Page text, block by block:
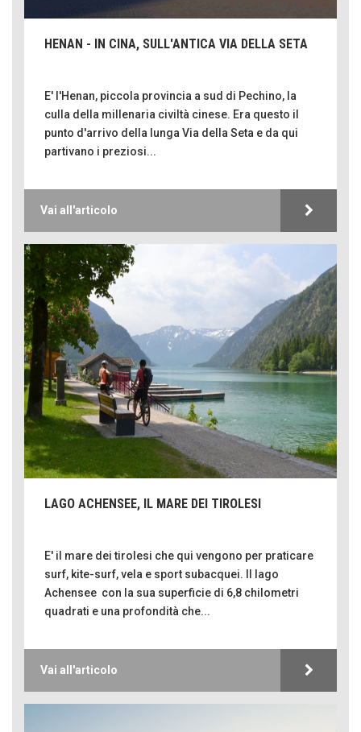
HENAN - IN CINA, SULL'ANTICA VIA DELLA SETA
E' l'Henan, piccola provincia a sud di Pechino, la
culla della millenaria civiltà cinese. Era questo il
punto d'arrivo della lunga Via della Seta e da qui
partivano i preziosi...
Vai all'articolo
LAGO ACHENSEE, IL MARE DEI TIROLESI
E' il mare dei tirolesi che qui vengono per praticare
surf, kite-surf, vela e sport subacquei. Il lago
Achensee con la sua superficie di 6,8 chilometri
quadrati e una profondità che...
Vai all'articolo